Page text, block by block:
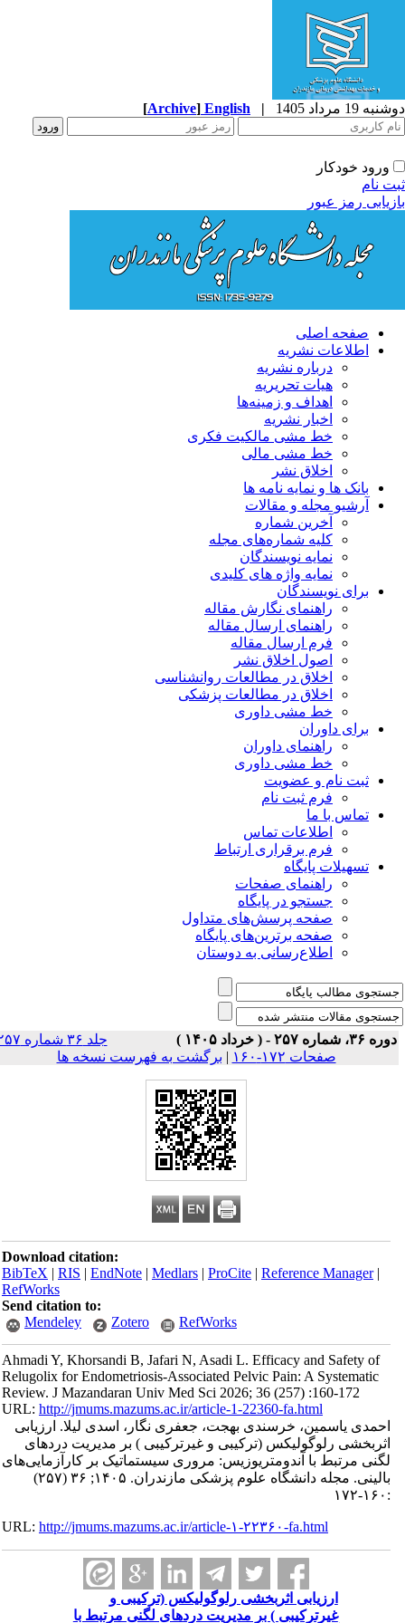
19 مرداد 1405 |
English
[Archive]
ورود خودکار
نام
رمز عبور
صفحه اصلی
اطلاعات نشریه
درباره نشریه
هیات تحریریه
اهداف و زمینه‌ها
اخبار نشریه
خط مشی مالکیت فکری
خط مشی مالی
اخلاق نشر
بانک ها و نمایه نامه ها
آرشیو مجله و مقالات
آخرین شماره
کلیه شماره‌های مجله
نمایه نویسندگان
نمایه واژه های کلیدی
برای نویسندگان
راهنمای نگارش مقاله
راهنمای ارسال مقاله
فرم ارسال مقاله
اصول اخلاق نشر
اخلاق در مطالعات روانشناسی
اخلاق در مطالعات پزشکی
خط مشی داوری
برای داوران
راهنمای داوران
خط مشی داوری
ثبت نام و عضویت
فرم ثبت نام
تماس با ما
اطلاعات تماس
فرم برقراری ارتباط
تسهیلات پایگاه
راهنمای صفحات
جستجو در پایگاه
صفحه پرسش‌های متداول
صفحه برترین‌های پایگاه
اطلاع‌رسانی به دوستان
۳۶، شماره ۲۵۷ - ( خرداد ۱۴۰۵ )
جلد ۳۶ شماره ۲۵۷
صفحات ۱۷۲-۱۶۰
| برگشت به فهرست نسخه ها
Download citation:
BibTeX|RIS|EndNote|Medlars|ProCite|Reference Manager
RefWorks
Send citation to:
Mendeley
Zotero RefWorks
Ahmadi Y, Khorsandi B, Jafari N, Asadi L. Efficacy and Safety of
Relugolix for Endometriosis-Associated Pelvic Pain: A Systematic
Review. J Mazandaran Univ Med Sci 2026; 36 (257) :160-172
URL:http://jmums.mazums.ac.ir/article-1-22360-fa.html
احمدی یاسمین، خرسندی بهجت، جعفری نگار، اسدی لیلا. ارزیابی
اثربخشی رلوگولیکس (ترکیبی و غیرترکیبی ) بر مدیریت دردهای
لگنی مرتبط با آندومتریوزیس: مروری سیستماتیک بر کارآزمایی‌های
بالینی. مجله دانشگاه علوم پزشکی مازندران. ۱۴۰۵; ۳۶ (۲۵۷)
URL:http://jmums.mazums.ac.ir/article-۱-۲۲۳۶۰-fa.html
ارزیابی اثربخشی رلوگولیکس (ترکیبی و
غیرترکیبی ) بر مدیریت دردهای لگنی مرتبط با